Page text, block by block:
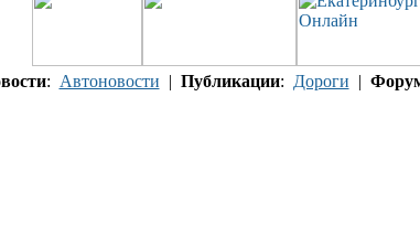
: Автоновости | Публикации: Дороги |